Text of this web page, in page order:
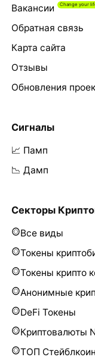
Вакансии
Обратная связь
Карта сайта
Отзывы
Обновления
Сигналы
📈 Памп
📉 Дамп
Секторы
Все виды
Токены
Токены крипто
Анонимные
DeFi Токены
Криптовалюты
ТОП